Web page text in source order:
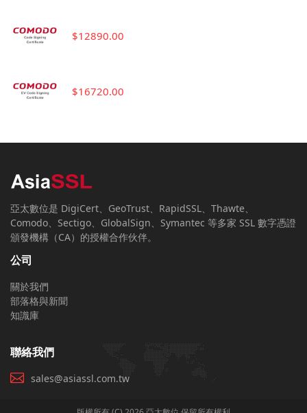
$12890.00
$16720.00
亞太數位是 DigiCert、GeoTrust、RapidSSL、Thawte、
Comodo、Sectigo、GlobalSign、Symantec 等多家 SSL 數字憑證
頒發機構（CA）的授權合作伙伴。
公司
關於我們
部落格與新聞
知識庫
聯絡我們
sales@asiassl.com.tw